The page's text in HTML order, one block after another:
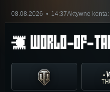
08.08.2026 • 14:37Aktywne konta: